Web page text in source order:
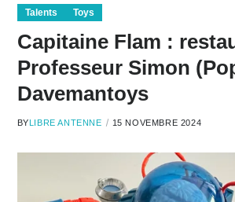
Talents Toys
Capitaine Flam :
Professeur Simon
Davemantoys
BY LIBRE ANTENNE 15 NOVEMBRE 2024